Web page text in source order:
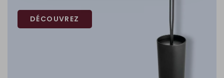
DÉCOUVREZ